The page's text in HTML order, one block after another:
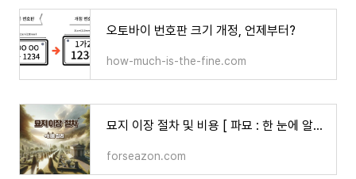
오토바이 번호판 크기 개정, 언제부터?
how-much-is-the-fine.com
묘지 이장 절차 및 비용 [ 파묘 : 한 눈에 알아보기! ]
forseazon.com